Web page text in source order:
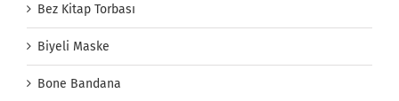
Bez Kitap Torbası
Biyeli Maske
Bone Bandana